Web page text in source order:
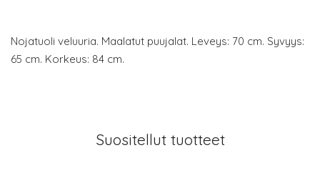
Nojatuoli veluuria. Maalatut puujalat. Leveys: 70 cm. Syvyys:
65 cm. Korkeus: 84 cm.
Suositellut tuotteet